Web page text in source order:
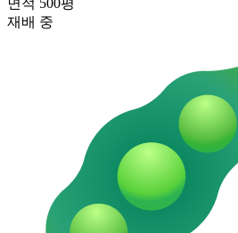
면적 500평
재배 중